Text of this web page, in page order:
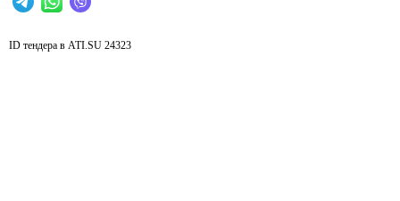
ID тендера в ATI.SU 24323